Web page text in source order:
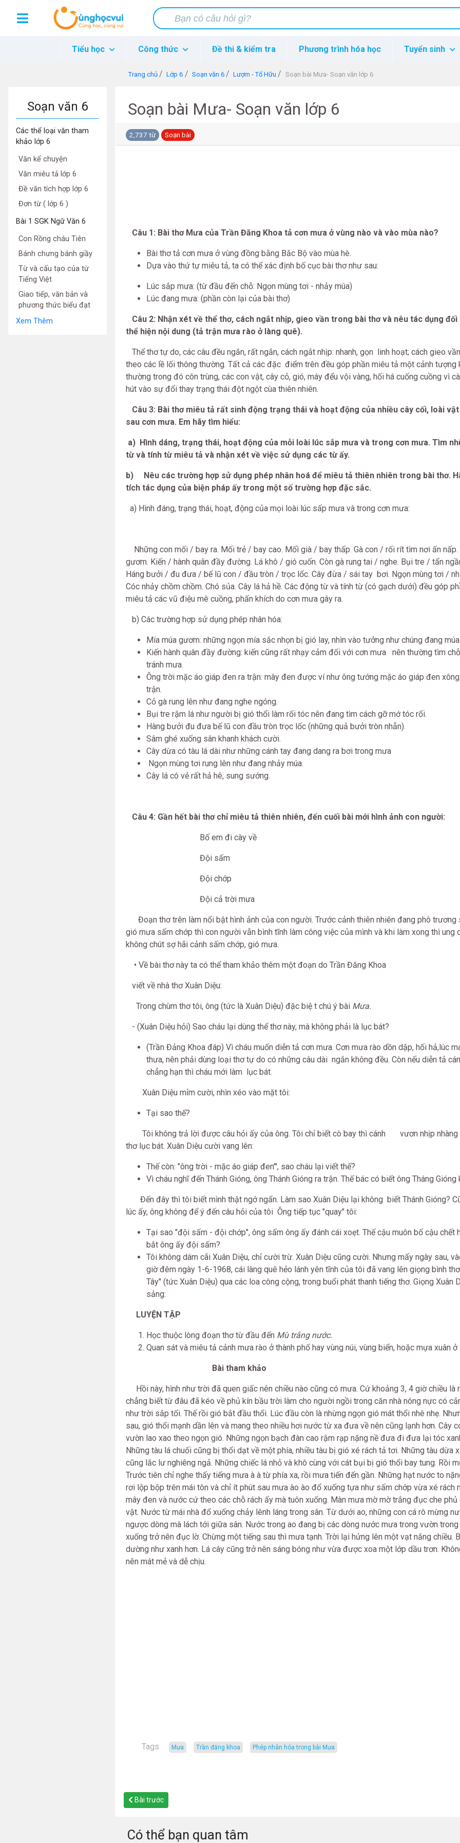
Tiểu học Công thức Đề thi & kiểm tra Phương trình hóa học Tuyển sinh
Trang chủ Lớp 6 Soạn văn 6 Lượm - Tố Hữu Soạn bài Mưa- Soạn văn lớp 6
Soạn văn 6
Các thể loại văn tham
khảo lớp 6
Văn kể chuyện
Văn miêu tả lớp 6
Đề văn tích hợp lớp 6
Đơn từ ( lớp 6 )
Bài 1 SGK Ngữ Văn 6
Con Rồng cháu Tiên
Bánh chưng bánh giầy
Từ và cấu tạo của từ
Tiếng Việt
Giao tiếp, văn bản và
phương thức biểu đạt
Xem Thêm
Soạn bài Mưa- Soạn văn lớp 6
2,737 từ Soạn bài
Câu 1: Bài thơ Mưa của Trần Đăng Khoa tả cơn mưa ở vùng nào và vào mùa nào?
Bài thơ tả cơn mưa ở vùng đồng bằng Bắc Bộ vào mùa hè.
Dựa vào thứ tự miêu tả, ta có thể xác định bố cục bài thơ như sau:
Lúc sắp mưa: (từ đầu đến chỗ: Ngọn mùng tơi - nhảy múa)
Lúc đang mưa: (phần còn lại của bài thơ)
Câu 2: Nhận xét về thể thơ, cách ngắt nhịp, gieo vần trong bài thơ và nêu tác dụng đối
thể hiện nội dung (tả trận mưa rào ở làng quê).
Thể thơ tự do, các câu đều ngắn, rất ngắn, cách ngắt nhịp: nhanh, gọn linh hoạt; cách gieo
theo các lề lối thông thường. Tất cả các đặc điểm trên đều góp phần miêu tả một cảnh tượng
thường trong đó côn trùng, các con vật, cây cỏ, gió, máy đểu vội vàng, hối há cuống cuồng vì
hút vào sự đổi thay trạng thái đột ngột cùa thiên nhiên.
Câu 3: Bài thơ miêu tả rất sinh động trạng thái và hoạt động của nhiều cây cối, loài
sau cơn mưa. Em hãy tìm hiểu:
a) Hình dáng, trạng thái, hoạt động của mỗi loài lúc sắp mưa và trong cơn mưa. Tìm
từ và tính từ miêu tả và nhận xét về việc sử dụng các từ ấy.
b) Nêu các trường hợp sử dụng phép nhân hoá để miêu tả thiên nhiên trong bài thơ.
tích tác dụng của biện pháp ấy trong một số trường hợp đặc sắc.
a) Hình đáng, trạng thái, hoạt, động của mọi loài lúc sấp mưa và trong cơn mưa:
Những con mối / bay ra. Mối trẻ / bay cao. Mốì già / bay thấp. Gà con / rối rít tìm nơi ấn
gươm. Kiến / hành quân đầy đường. Lá khô / gió cuốn. Còn gà rung tai / nghe. Bụi tre / tẩn
Háng bưởi / đu đưa / bế lũ con / đầu tròn / trọc lốc. Cây đừa / sái tay bơi. Ngọn mùng tơi /
Cóc nhảy chồm chồm. Chó sủa. Cây lá hả hề. Các động từ và tính từ (có gạch dưới) đều góp
miêu tả các vũ điệu mê cuồng, phấn khích do cơn mưa gây ra.
b) Các trường hợp sử dụng phép nhân hóa:
Mía múa gươm: những ngọn mía sắc nhọn bị gió lay, nhìn vào tưởng như chúng đang
Kiến hành quân đầy đường: kiến cũng rất nhạy cảm đối với cơn mưa nên thường tìm
tránh mưa.
Ông trời mặc áo giáp đen ra trận: mây đen được ví như ông tướng mặc áo giáp đen xông
trận.
Cỏ gà rung lên như đang nghe ngóng.
Bụi tre rậm lá như người bị gió thổi làm rối tóc nên đang tìm cách gỡ mớ tóc rối.
Hàng bưởi đu đưa bế lũ con đầu tròn trọc lốc (những quả bưởi tròn nhẵn).
Sâm ghé xuống sân khanh khách cười.
Cây dừa có tàu lá dài như những cánh tay đang dang ra bơi trong mưa
Ngọn mùng tơi rung lên như đang nhảy múa.
Cây lá có vẻ rất hả hê, sung sướng.
Câu 4: Gần hết bài thơ chỉ miêu tả thiên nhiên, đến cuối bài mới hình ảnh con người:
Bố em đi cày về
Đội sấm
Đội chớp
Đội cả trời mưa
Đoạn thơ trên làm nổi bật hình ảnh của con người. Trước cảnh thiên nhiên đang phô trương
gió mưa sấm chớp thì con người vẫn bình tĩnh làm công việc của mình và khi làm xong thì ung
không chút sợ hãi cảnh sấm chớp, gió mưa.
• Về bài thơ này ta có thể tham khảo thêm một đoạn do Trần Đăng Khoa
viết về nhà thơ Xuân Diệu:
Trong chùm thơ tôi, ông (tức là Xuân Diệu) đặc biệ t chú ý bài Mưa.
- (Xuân Diệu hỏi) Sao cháu lại dùng thể thơ này, mà không phải là lục bát?
(Trần Đảng Khoa đáp) Vì cháu muốn diễn tả cơn mưa. Cơn mưa rào dồn dập, hối hả,lúc
thưa, nên phải dùng loại thơ tự do có những câu dài ngắn không đều. Còn nếu diễn tả
chẳng hạn thì cháu mới làm lục bát.
Xuân Diệu mỉm cười, nhìn xéo vào mặt tôi:
Tại sao thế?
Tôi không trả lời được câu hỏi ấy của ông. Tôi chỉ biết cò bay thì cánh vươn nhịp nhàng
thơ lục bát. Xuân Diệu cười vang lên:
Thế còn: "ông trời - mặc áo giáp đen"', sao cháu lại viết thế?
Vì cháu nghĩ đến Thánh Gióng, ông Thánh Gióng ra trận. Thế bác có biết ông Tháng Gióng
Đến đây thì tôi biết mình thật ngớ ngẩn. Làm sao Xuân Diệu lại không biết Thánh Gióng?
lúc ấy, ông không để ý đến câu hỏi của tôi Ông tiếp tục "quay" tôi:
Tại sao "đội sấm - đội chớp", ông sấm ông ấy đánh cái xoẹt. Thế cậu muôn bố cậu chết
bắt ông ấy đội sấm?
Tôi không dám cãi Xuân Diệu, chỉ cười trừ. Xuân Diệu cũng cười. Nhưng mấy ngày sau,
giờ đêm ngày 1-6-1968, cái làng quê hẻo lánh yên tĩnh của tôi đã vang lên giọng bình
Tây" (tức Xuân Diệu) qua các loa công cộng, trong buổi phát thanh tiếng thơ. Giọng Xuân
sảng:
LUYỆN TẬP
Học thuộc lòng đoạn thơ từ đầu đến Mù trắng nước.
Quan sát và miêu tả cảnh mưa rào ở thành phố hay vùng núi, vùng biển, hoặc mựa xuân ở
Bài tham khảo
Hồi này, hình như trời đã quen giấc nên chiều nào cũng có mưa. Cứ khoảng 3, 4 giờ chiều là
chẳng biết từ đâu đã kéo về phủ kín bầu trời làm cho người ngồi trong căn nhà nóng nực có
như trời sắp tối. Thế rồi gió bắt đầu thổi. Lúc đầu còn là nhừng ngọn gió mát thổi nhè nhẹ.
sau, gió thổi mạnh dần lên và mang theo nhiều hơi nước từ xa đưa về nên cũng lạnh hơn. Cây
vườn lao xao theo ngọn gió. Những ngọn bạch đàn cao rậm rạp nặng nề đưa đi đưa lại tóc
Những tàu lá chuối cũng bị thổi dạt về một phía, nhiều tàu bị gió xé rách tả tơi. Những tàu dừa
cũng lắc lư nghiêng ngả. Những chiếc lá nhỏ và khô cùng với cát bụi bị gió thổi bay tung. Rồi
Trước tiên chỉ nghe thấy tiếng mưa à à từ phía xa, rồi mưa tiến đến gần. Những hạt nước to
rơi lộp bộp trên mái tôn và chỉ ít phút sau mưa ào ào đổ xuống tựa như sấm chớp vừa xé rách
mây đen và nước cứ theo các chỗ rách ấy mà tuôn xuống. Màn mưa mờ mờ trắng đục che phủ
vật. Nước từ mái nhà đổ xuống chảy lênh láng trong sân. Từ dưới ao, những con cá rô mừng
ngược dòng mà lách tới giữa sân. Nước trong ao đang bị các dòng nước mưa trong vườn
xuống trở nên đục lờ. Chừng một tiếng sau thì mưa tạnh. Trời lại hửng lên một vạt nắng chiều.
dường như xanh hơn. Lá cây cũng trở nên sáng bóng như vừa được xoa một lớp dầu trơn.
nên mát mẻ và dễ chịu.
Tags Mưa trần đăng khoa Phép nhân hóa trong bài Mưa
Bài trước
Có thể bạn quan tâm